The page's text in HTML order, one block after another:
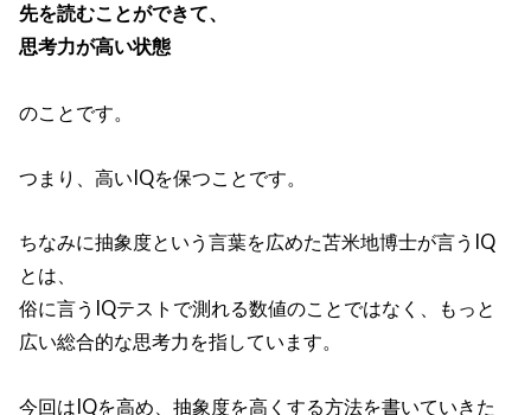
先を読むことができて、
思考力が高い状態
のことです。
つまり、高いIQを保つことです。
ちなみに抽象度という言葉を広めた苫米地博士が言うIQ
とは、
俗に言うIQテストで測れる数値のことではなく、もっと
広い総合的な思考力を指しています。
今回はIQを高め、抽象度を高くする方法を書いていきた